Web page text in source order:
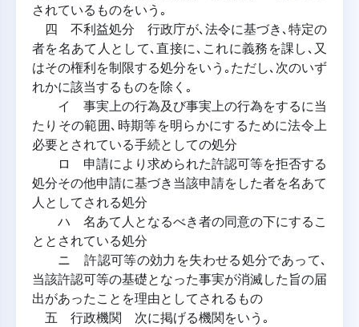
されているものをいう｡
四 不利益処分 行政庁が､法令に基づき､特定の
者を名あて人として､直接に､これに義務を課し､又
はその権利を制限する処分をいう｡ただし､次のいず
れかに該当するものを除く｡
イ 事実上の行為及び事実上の行為をするに当
たりその範囲､時期等を明らかにするために法令上
必要とされている手続としての処分
ロ 申請により求められた許認可等を拒否する
処分その他申請に基づき当該申請をした者を名あて
人としてされる処分
ハ 名あて人となるべき者の同意の下にするこ
ととされている処分
ニ 許認可等の効力を失わせる処分であって､
当該許認可等の基礎となった事実が消滅した旨の届
出があったことを理由としてされるもの
五 行政機関 次に掲げる機関をいう｡